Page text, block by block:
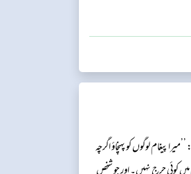
پیغام لوگوں کو پہنچاؤ اگرچہ